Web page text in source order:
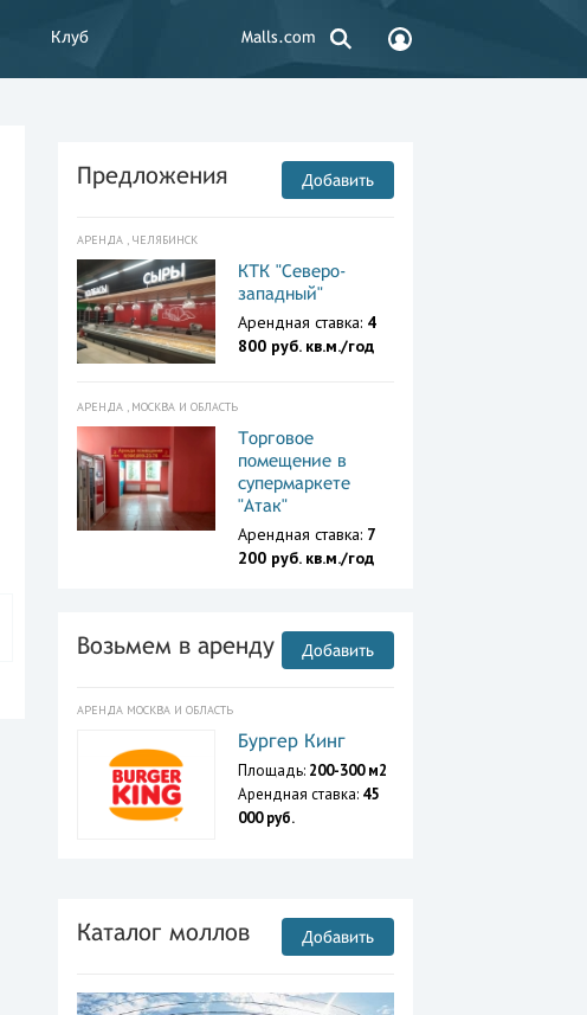
Клуб Malls.com
Предложения Добавить
АРЕНДА , ЧЕЛЯБИНСК
КТК "Северо-
западный"
Арендная ставка: 4
800 руб. кв.м./год
АРЕНДА , МОСКВА И ОБЛАСТЬ
Торговое
помещение в
супермаркете
"Атак"
Арендная ставка: 7
200 руб. кв.м./год
Возьмем в аренду Добавить
АРЕНДА МОСКВА И ОБЛАСТЬ
Бургер Кинг
Площадь: 200-300 м2
Арендная ставка: 45
000 руб.
Каталог моллов Добавить